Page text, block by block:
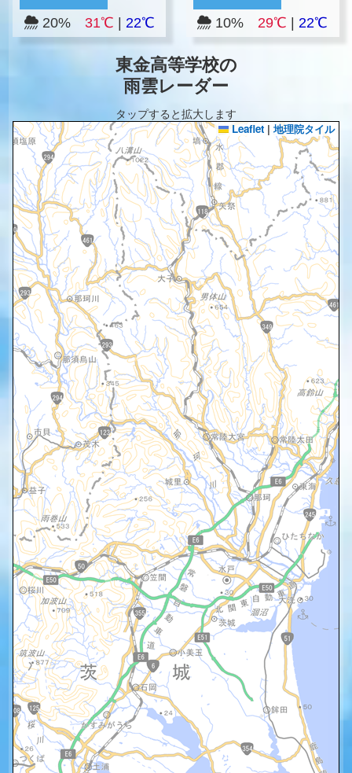
20% 31℃ 22℃ 10%29℃ |22℃
東金高等学校の
雨雲レーダー
タップすると拡大します
Leaflet | 地理院タイル